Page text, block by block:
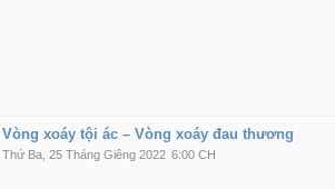
Vòng xoáy tội ác – Vòng xoáy đau thương
Thứ Ba, 25 Tháng Giêng 2022 6:00 CH